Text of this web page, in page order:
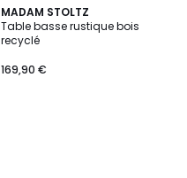
MADAM STOLTZ
Table basse rustique bois
recyclé
169,90 €